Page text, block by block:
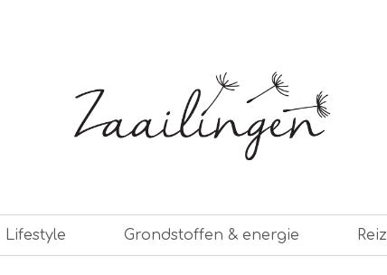
Lifestyle Grondstoffen & energie